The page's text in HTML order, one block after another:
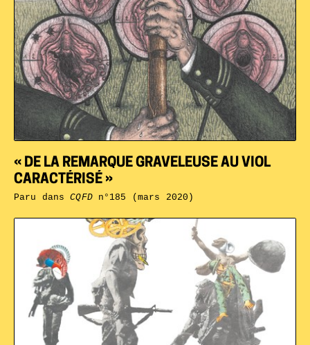
« DE LA REMARQUE GRAVELEUSE AU VIOL
CARACTÉRISÉ »
Paru dansCQFDn°185 (mars 2020)